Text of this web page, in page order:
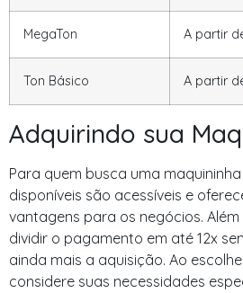
MegaTon A partir
Ton Básico A partir
Adquirindo sua
Para quem busca uma
disponíveis são acessíveis e
vantagens para os negócios.
dividir o pagamento em até 12x
ainda mais a aquisição. Ao
considere suas necessidades